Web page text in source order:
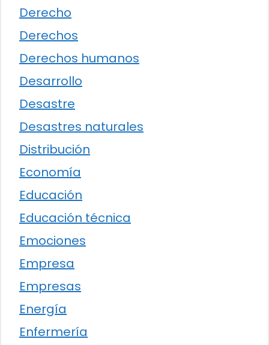
Derecho
Derechos
Derechos humanos
Desarrollo
Desastre
Desastres naturales
Distribución
Economía
Educación
Educación técnica
Emociones
Empresa
Empresas
Energía
Enfermería